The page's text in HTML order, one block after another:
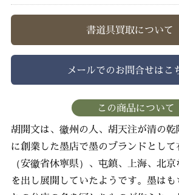
書道具買取について
メールでのお問合せはこ
この商品について
胡開文は、徽州の人、胡天注が清の乾
に創業した墨店で墨のブランドとし
（安徽省休寧県）、屯鎮、上海、北
を出し展開していたようです。墨は